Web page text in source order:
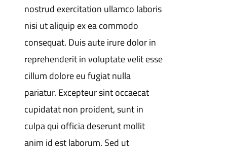
nostrud exercitation ullamco laboris
nisi ut aliquip ex ea commodo
consequat. Duis aute irure dolor in
reprehenderit in voluptate velit esse
cillum dolore eu fugiat nulla
pariatur. Excepteur sint occaecat
cupidatat non proident, sunt in
culpa qui officia deserunt mollit
anim id est laborum. Sed ut